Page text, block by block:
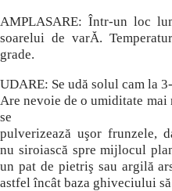
AMPLASARE: Într-un loc
soarelui de varĂ.
grade.
UDARE: Se udă solul cam la
Are nevoie de o umiditate mai
se
pulverizează uşor frunzele,
nu siroiască spre mijlocul
un pat de pietriş sau argilă
astfel încât baza ghiveciului să